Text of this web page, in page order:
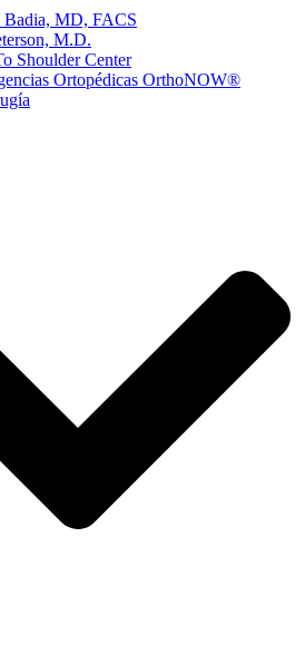
Badia, MD, FACS
M.D.
Shoulder Center
Ortopédicas OrthoNOW®